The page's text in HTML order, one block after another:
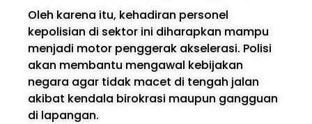
Oleh karena itu, kehadiran personel
kepolisian di sektor ini diharapkan mampu
menjadi motor penggerak akselerasi. Polisi
akan membantu mengawal kebijakan
negara agar tidak macet di tengah jalan
akibat kendala birokrasi maupun gangguan
di lapangan.